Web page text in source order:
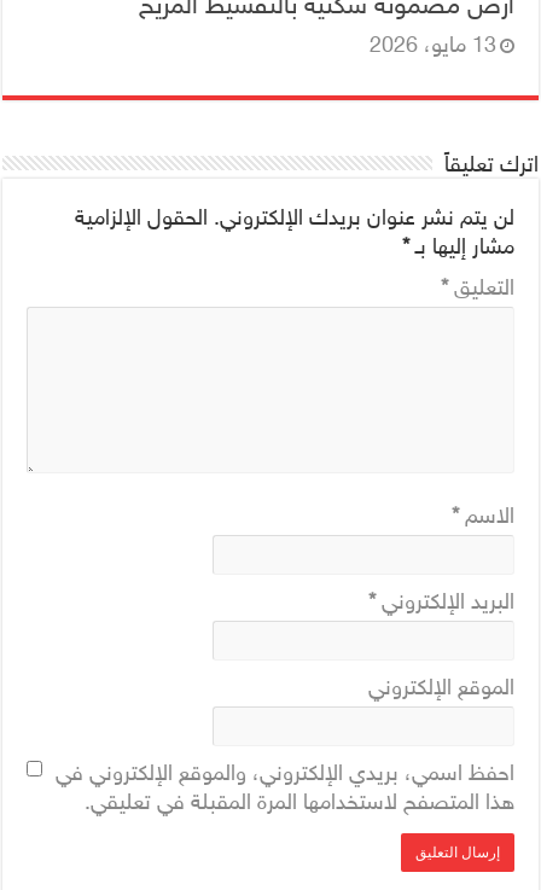
13 مايو، 2026
اترك تعليقاً
لن يتم نشر عنوان بريدك الإلكتروني. الحقول الإلزامية
مشار إليها بـ*
التعليق*
الاسم*
البريد الإلكتروني*
الموقع الإلكتروني
احفظ اسمي، بريدي الإلكتروني، والموقع الإلكتروني في
هذا المتصفح لاستخدامها المرة المقبلة في تعليقي.